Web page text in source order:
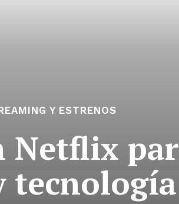
Y ESTRENOS
Netflix
tecnología